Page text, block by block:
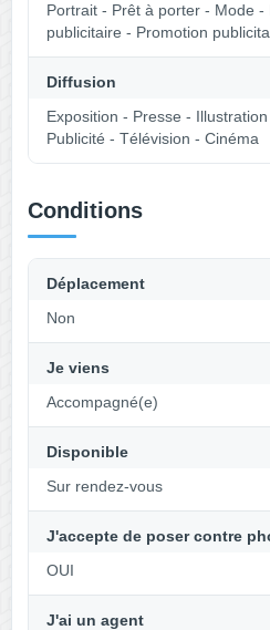
Portrait - Prêt à porter - Mode -
publicitaire - Promotion
Diffusion
Exposition - Presse -
Publicité - Télévision - Cinéma
Conditions
Déplacement
Non
Je viens
Accompagné(e)
Disponible
Sur rendez-vous
J'accepte de poser contre
OUI
J'ai un agent